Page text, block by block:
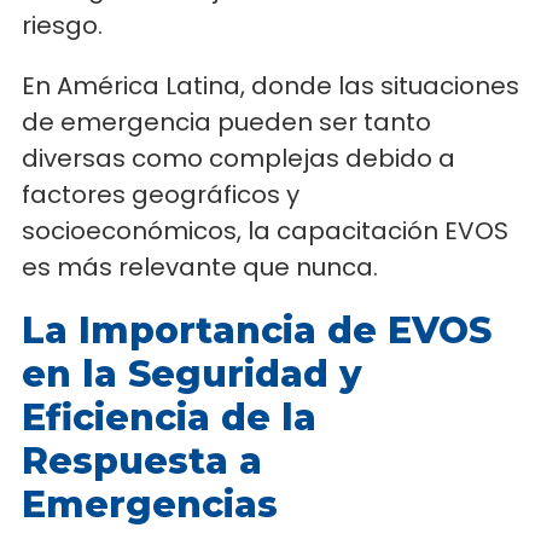
riesgo.
En América Latina, donde las situaciones
de emergencia pueden ser tanto
diversas como complejas debido a
factores geográficos y
socioeconómicos, la capacitación EVOS
es más relevante que nunca.
La Importancia de EVOS
en la Seguridad y
Eficiencia de la
Respuesta a
Emergencias